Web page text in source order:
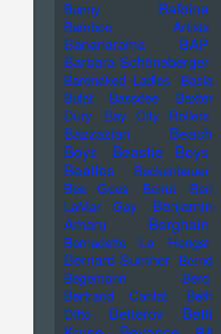
Bunny
Balbina
Bamboo Artists
Bananarama
BAP
Barbara Schöneberger
Barenaked Ladies
Basia
Bulat
Bassdee
Baxter
Dury
Bay City Rollers
Bazzazian
Beach
Boys
Beastie Boys
Beatles
Beckenbauer
Bee Gees
Beirut
Ben
LaMar Gay
Benjamin
Amaru
Berghain
Bernadette La Hengst
Bernard Sumner Bernd
Begemann
Berq
Bertrand Cantat
Beth
Ditto
Betterov
Betti